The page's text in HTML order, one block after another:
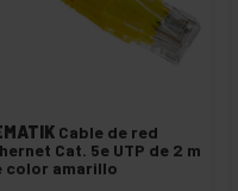
Cable de red
Cat. 5e UTP de 2 m
color amarillo